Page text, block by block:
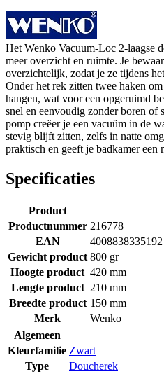
Het Wenko Vacuum-Loc 2-laagse
meer overzicht en ruimte. Je
overzichtelijk, zodat je ze tijdens
Onder het rek zitten twee haken
hangen, wat voor een opgeruimd
snel en eenvoudig zonder boren of
pomp creëer je een vacuüm in de
stevig blijft zitten, zelfs in natte
praktisch en geeft je badkamer een
Specificaties
Product
Productnummer 216778
EAN
4008838335192
Gewicht product 800 gr
Hoogte product 420 mm
Lengte product 210 mm
Breedte product 150 mm
Merk
Wenko
Algemeen
Kleurfamilie Zwart
Type
Doucherek